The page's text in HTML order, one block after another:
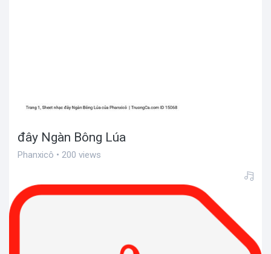
đây Ngàn Bông Lúa
Phanxicô • 200 views